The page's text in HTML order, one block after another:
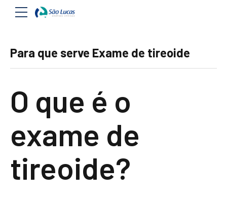
Para que serve Exame de tireoide
O que é o
exame de
tireoide?